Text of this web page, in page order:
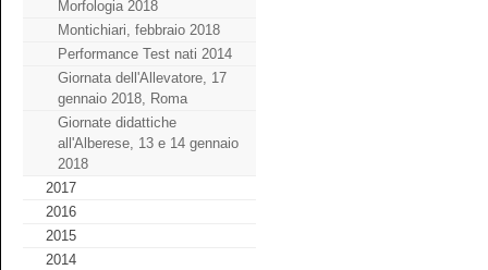
Morfologia 2018
Montichiari, febbraio 2018
Performance Test nati 2014
Giornata dell'Allevatore, 17
gennaio 2018, Roma
Giornate didattiche
all'Alberese, 13 e 14 gennaio
2018
2017
2016
2015
2014